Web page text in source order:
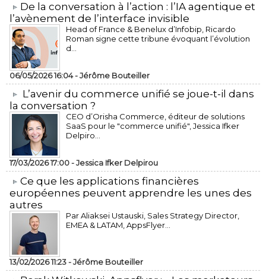
​De la conversation à l’action : l’IA agentique et
l’avènement de l’interface invisible
Head of France & Benelux d’Infobip, Ricardo
Roman signe cette tribune évoquant l’évolution
d...
06/05/2026 16:04 -Jérôme Bouteiller
L’avenir du commerce unifié se joue-t-il dans
la conversation ?
CEO d’Orisha Commerce, éditeur de solutions
SaaS pour le "commerce unifié", Jessica Ifker
Delpiro...
17/03/2026 17:00 -Jessica Ifker Delpirou
​Ce que les applications financières
européennes peuvent apprendre les unes des
autres
Par Aliaksei Ustauski, Sales Strategy Director,
EMEA & LATAM, AppsFlyer...
13/02/2026 11:23 -Jérôme Bouteiller